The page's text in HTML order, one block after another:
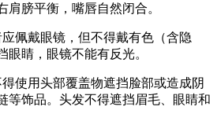
肩膀平衡，嘴唇自然闭合。
应佩戴眼镜，但不得戴有色（含隐
眼睛，眼镜不能有反光。
得使用头部覆盖物遮挡脸部或造成阴
等饰品。头发不得遮挡眉毛、眼睛和